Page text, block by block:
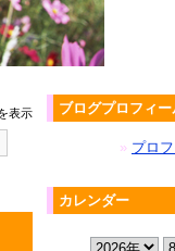
表示 ブログプロフィー
» プロ
カレンダー